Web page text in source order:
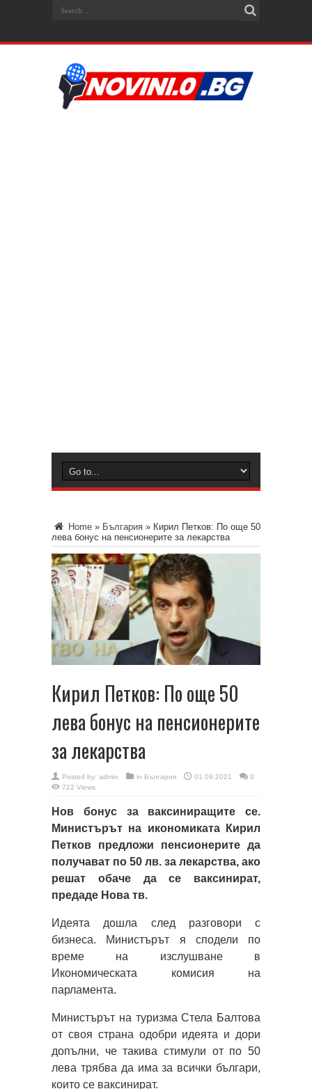
Home » България » Кирил Петков: По още 50
лева бонус на пенсионерите за лекарства
Кирил Петков: По още 50
лева бонус на пенсионерите
за лекарства
Posted by: admin in България 01.09.2021
0
722 Views
Нов бонус за ваксиниращите се.
Министърът на икономиката Кирил
Петков предложи пенсионерите да
получават по 50 лв. за лекарства, ако
решат обаче да се ваксинират,
предаде Нова тв.
Идеята дошла след разговори с
бизнеса. Министърът я сподели по
време на изслушване в
Икономическата комисия на
парламента.
Министърът на туризма Стела Балтова
от своя страна одобри идеята и дори
допълни, че такива стимули от по 50
лева трябва да има за всички българи,
които се ваксинират.